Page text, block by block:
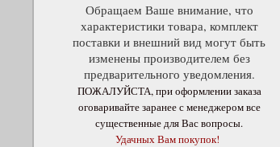
Обращаем Ваше внимание, что
характеристики товара, комплект
поставки и внешний вид могут быть
изменены производителем без
предварительного уведомления.
ПОЖАЛУЙСТА, при оформлении заказа
оговаривайте заранее с менеджером все
существенные для Вас вопросы.
Удачных Вам покупок!